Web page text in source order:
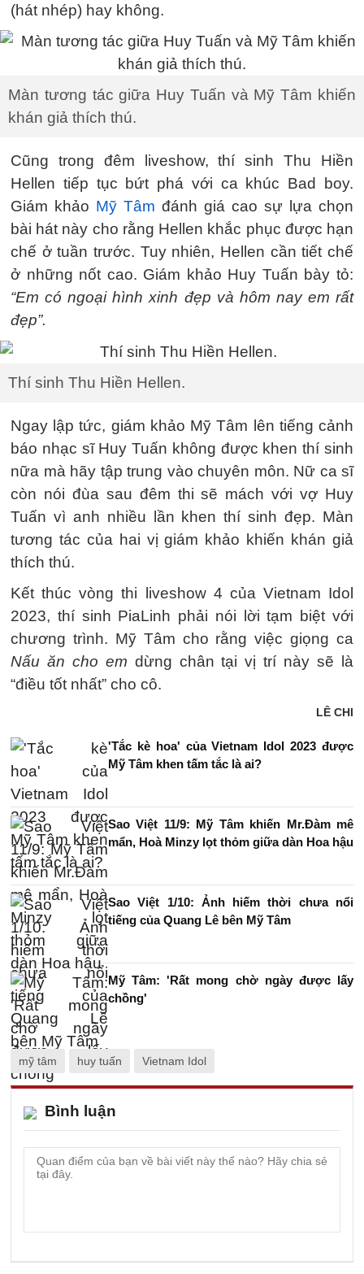
(hát nhép) hay không.
Màn tương tác giữa Huy Tuấn và Mỹ Tâm khiến
khán giả thích thú.
Cũng trong đêm liveshow, thí sinh Thu Hiền
Hellen tiếp tục bứt phá với ca khúc Bad boy.
Giám khảo Mỹ Tâm đánh giá cao sự lựa chọn
bài hát này cho rằng Hellen khắc phục được hạn
chế ở tuần trước. Tuy nhiên, Hellen cần tiết chế
ở những nốt cao. Giám khảo Huy Tuấn bày tỏ:
“Em có ngoại hình xinh đẹp và hôm nay em rất
đẹp”.
Thí sinh Thu Hiền Hellen.
Ngay lập tức, giám khảo Mỹ Tâm lên tiếng cảnh
báo nhạc sĩ Huy Tuấn không được khen thí sinh
nữa mà hãy tập trung vào chuyên môn. Nữ ca sĩ
còn nói đùa sau đêm thi sẽ mách với vợ Huy
Tuấn vì anh nhiều lần khen thí sinh đẹp. Màn
tương tác của hai vị giám khảo khiến khán giả
thích thú.
Kết thúc vòng thi liveshow 4 của Vietnam Idol
2023, thí sinh PiaLinh phải nói lời tạm biệt với
chương trình. Mỹ Tâm cho rằng việc giọng ca
Nấu ăn cho em dừng chân tại vị trí này sẽ là
“điều tốt nhất” cho cô.
LÊ CHI
'Tắc kè hoa' của Vietnam Idol 2023 được
Mỹ Tâm khen tấm tắc là ai?
Sao Việt 11/9: Mỹ Tâm khiến Mr.Đàm mê
mẩn, Hoà Minzy lọt thỏm giữa dàn Hoa hậu
Sao Việt 1/10: Ảnh hiếm thời chưa nổi
tiếng của Quang Lê bên Mỹ Tâm
Mỹ Tâm: 'Rất mong chờ ngày được lấy
chồng'
mỹ tâm huy tuấn Vietnam Idol
Bình luận